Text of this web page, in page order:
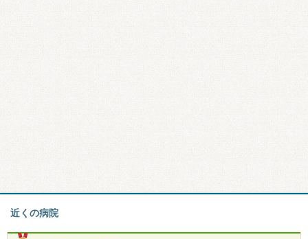
近くの病院